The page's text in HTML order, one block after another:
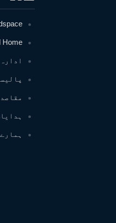
Home
مقاصد